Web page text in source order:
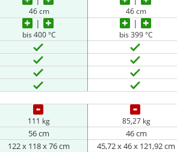
46 cm 46 cm
bis 400 °C bis 399 °C
111 kg 85,27 kg
56 cm 46 cm
122 x 118 x 76 cm 45,72 x 46 x 121,92 cm